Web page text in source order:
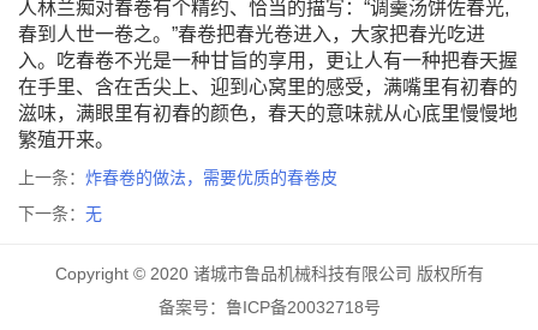
人林兰痴对春卷有个精约、恰当的描写：“调羹汤饼佐春光,
春到人世一卷之。”春卷把春光卷进入，大家把春光吃进
入。吃春卷不光是一种甘旨的享用，更让人有一种把春天握
在手里、含在舌尖上、迎到心窝里的感受，满嘴里有初春的
滋味，满眼里有初春的颜色，春天的意味就从心底里慢慢地
繁殖开来。
上一条： 炸春卷的做法，需要优质的春卷皮
下一条： 无
Copyright © 2020 诸城市鲁品机械科技有限公司 版权所有
备案号：鲁ICP备20032718号